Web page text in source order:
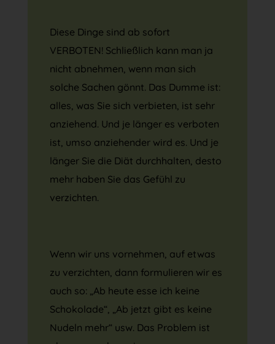
Diese Dinge sind ab sofort
VERBOTEN! Schließlich kann man ja
nicht abnehmen, wenn man sich
solche Sachen gönnt. Das Dumme ist:
alles, was Sie sich verbieten, ist sehr
anziehend. Und je länger es verboten
ist, umso anziehender wird es. Und je
länger Sie die Diät durchhalten, desto
mehr haben Sie das Gefühl zu
verzichten.
Wenn wir uns vornehmen, auf etwas
zu verzichten, dann formulieren wir es
auch so: „Ab heute esse ich keine
Schokolade“, „Ab jetzt gibt es keine
Nudeln mehr“ usw. Das Problem ist